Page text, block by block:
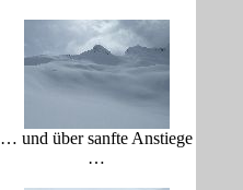
… und über sanfte Anstiege
…